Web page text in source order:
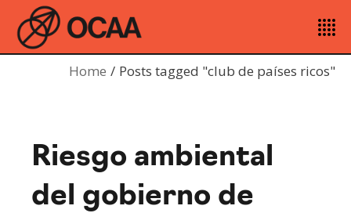
Home Posts tagged "club de países ricos"
Riesgo ambiental
del gobierno de